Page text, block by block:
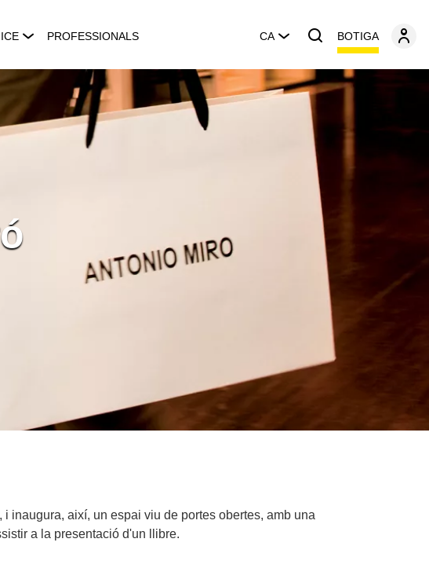
PROFESSIONALS CA BOTIGA
inaugura, així, un espai viu de portes obertes, amb una
a la presentació d'un llibre.